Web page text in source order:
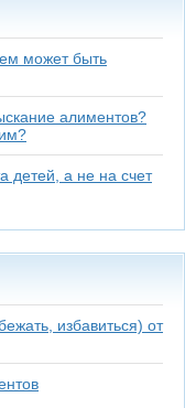
может быть
алиментов?
детей, а не на счет
избавиться) от